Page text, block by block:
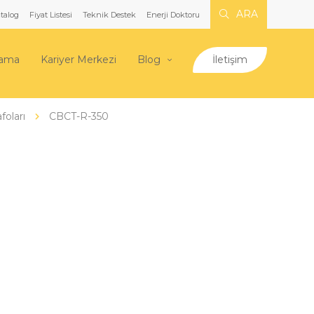
Fiyat Listesi Teknik Destek Enerji Doktoru ARA
Kariyer Merkezi Blog İletişim
CBCT-R-350